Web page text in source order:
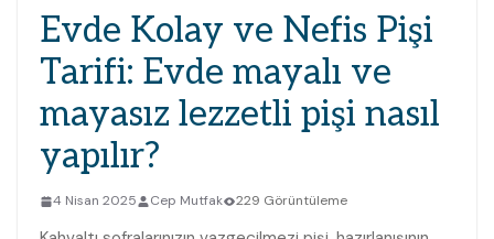
Evde Kolay ve Nefis Pişi
Tarifi: Evde mayalı ve
mayasız lezzetli pişi nasıl
yapılır?
4 Nisan 2025 Cep Mutfak 229 Görüntüleme